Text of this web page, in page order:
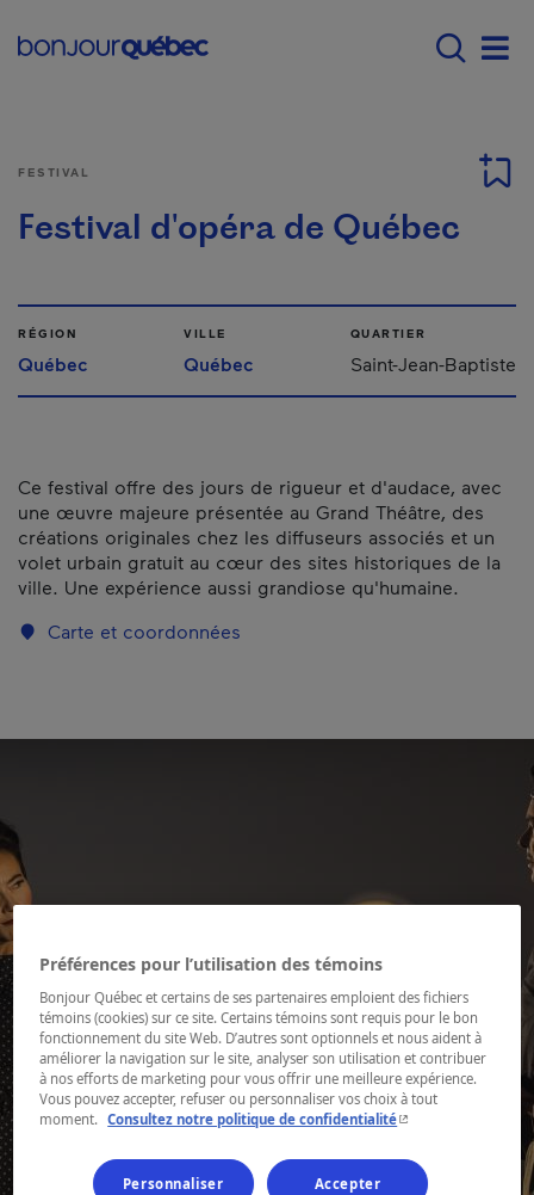
Main navigation -
FESTIVAL
Festival d'opéra de Québec
RÉGION
Québec
VILLE
Québec
QUARTIER
Saint-Jean-Baptiste
Ce festival offre des jours de rigueur et d'audace, avec
une œuvre majeure présentée au Grand Théâtre, des
créations originales chez les diffuseurs associés et un
volet urbain gratuit au cœur des sites historiques de la
ville. Une expérience aussi grandiose qu'humaine.
Carte et coordonnées
Préférences pour l’utilisation des témoins
Bonjour Québec et certains de ses partenaires emploient des fichiers
témoins (cookies) sur ce site. Certains témoins sont requis pour le bon
fonctionnement du site Web. D’autres sont optionnels et nous aident à
améliorer la navigation sur le site, analyser son utilisation et contribuer
à nos efforts de marketing pour vous offrir une meilleure expérience.
Vous pouvez accepter, refuser ou personnaliser vos choix à tout
moment.
Consultez notre politique de confidentialité- Cet hyperlien
Personnaliser Accepter